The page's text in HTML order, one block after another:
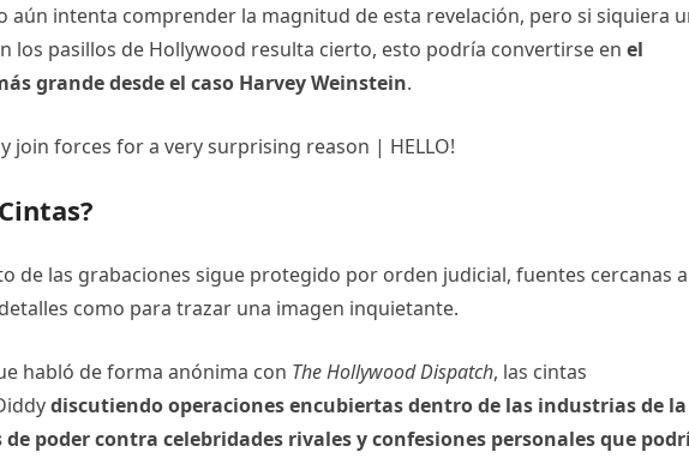
aún intenta comprender la magnitud de esta revelación, pero si siquiera
los pasillos de Hollywood resulta cierto, esto podría convertirse en el
grande desde el caso Harvey Weinstein.
de las grabaciones sigue protegido por orden judicial, fuentes cercanas
como para trazar una imagen inquietante.
habló de forma anónima con The Hollywood Dispatch, las cintas
discutiendo operaciones encubiertas dentro de las industrias de la
poder contra celebridades rivales y confesiones personales que